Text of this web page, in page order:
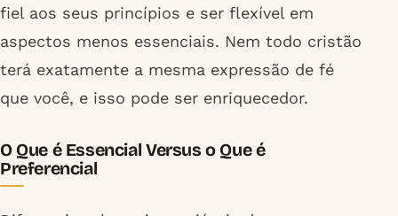
fiel aos seus princípios e ser flexível em
aspectos menos essenciais. Nem todo cristão
terá exatamente a mesma expressão de fé
que você, e isso pode ser enriquecedor.
O Que é Essencial Versus o Que é
Preferencial